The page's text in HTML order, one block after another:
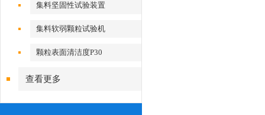
集料坚固性试验装置
集料软弱颗粒试验机
颗粒表面清洁度P30
查看更多